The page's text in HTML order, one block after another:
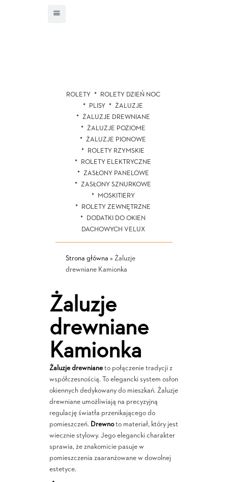
ROLETY
ROLETY DZIEŃ NOC
PLISY
ŻALUZJE
ŻALUZJE DREWNIANE
ŻALUZJE POZIOME
ŻALUZJE PIONOWE
ROLETY RZYMSKIE
ROLETY ELEKTRYCZNE
ZASŁONY PANELOWE
ZASŁONY SZNURKOWE
MOSKITIERY
ROLETY ZEWNĘTRZNE
DODATKI DO OKIEN
DACHOWYCH VELUX
Strona główna » Żaluzje
drewniane Kamionka
Żaluzje
drewniane
Kamionka
Żaluzje drewnianeto połączenie tradycji z
współczesnością. To elegancki system osłon
okiennych dedykowany do mieszkań. Żaluzje
drewniane umożliwiają na precyzyjną
regulację światła przenikającego do
pomieszczeń. Drewnoto materiał, który jest
wiecznie stylowy. Jego elegancki charakter
sprawia, że znakomicie pasuje w
pomieszczenia zaaranżowane w dowolnej
estetyce.